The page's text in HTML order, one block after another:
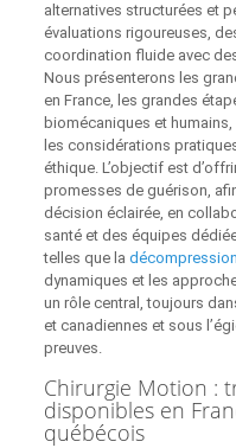
alternatives structurées et
évaluations rigoureuses,
coordination fluide avec
Nous présenterons les
en France, les grandes
biomécaniques et
les considérations
éthique. L’objectif est
promesses de guérison,
décision éclairée, en
santé et des équipes
telles que la
dynamiques et les
un rôle central, toujours
et canadiennes et sous
preuves.
Chirurgie Motion :
disponibles en
québécois